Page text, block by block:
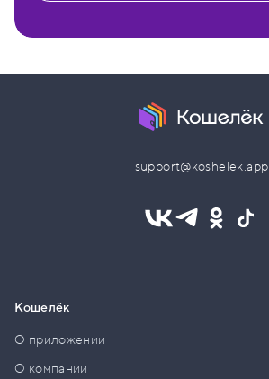
support@koshelek.app
Кошелёк
О приложении
О компании